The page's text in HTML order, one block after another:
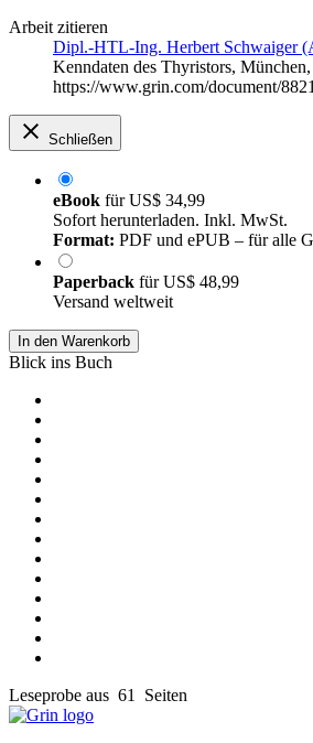
Arbeit zitieren
Dipl.-HTL-Ing. Herbert Schwaiger
Kenndaten des Thyristors,
https://www.grin.com/document/
Schließen
eBook fürUS$ 34,99
Sofort herunterladen. Inkl. MwSt.
Format: PDF und ePUB – für alle
Paperback fürUS$ 48,99
Versand weltweit
In den Warenkorb
Blick ins Buch